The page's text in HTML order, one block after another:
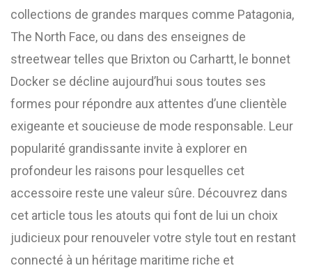
collections de grandes marques comme Patagonia,
The North Face, ou dans des enseignes de
streetwear telles que Brixton ou Carhartt, le bonnet
Docker se décline aujourd’hui sous toutes ses
formes pour répondre aux attentes d’une clientèle
exigeante et soucieuse de mode responsable. Leur
popularité grandissante invite à explorer en
profondeur les raisons pour lesquelles cet
accessoire reste une valeur sûre. Découvrez dans
cet article tous les atouts qui font de lui un choix
judicieux pour renouveler votre style tout en restant
connecté à un héritage maritime riche et